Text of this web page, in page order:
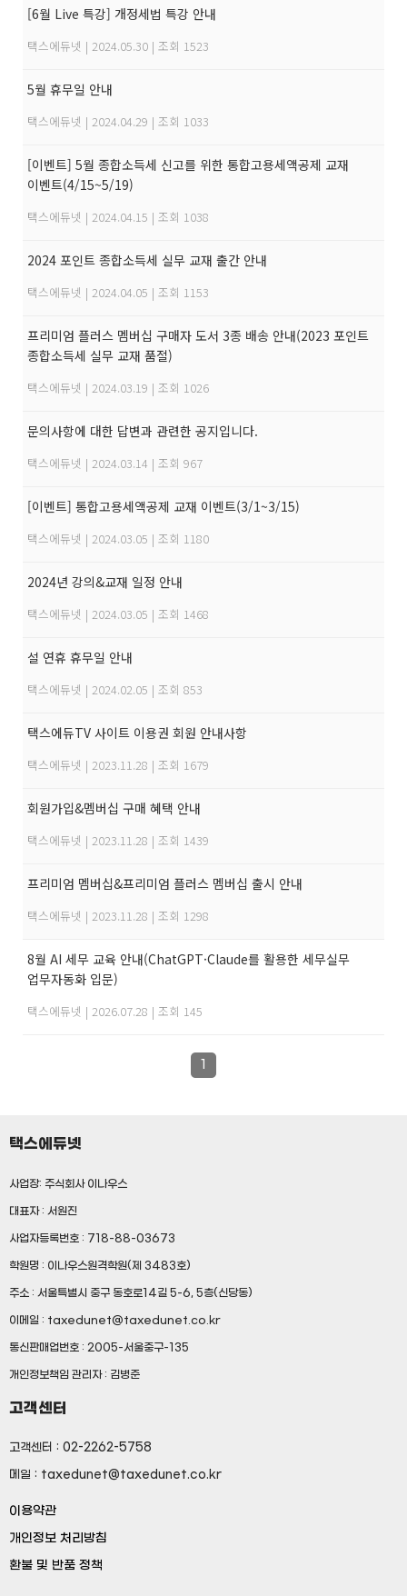
[6월 Live 특강] 개정세법 특강 안내
택스에듀넷 | 2024.05.30 | 조회 1523
5월 휴무일 안내
택스에듀넷 | 2024.04.29 | 조회 1033
[이벤트] 5월 종합소득세 신고를 위한 통합고용세액공제 교재
이벤트(4/15~5/19)
택스에듀넷 | 2024.04.15 | 조회 1038
2024 포인트 종합소득세 실무 교재 출간 안내
택스에듀넷 | 2024.04.05 | 조회 1153
프리미엄 플러스 멤버십 구매자 도서 3종 배송 안내(2023 포인트
종합소득세 실무 교재 품절)
택스에듀넷 | 2024.03.19 | 조회 1026
문의사항에 대한 답변과 관련한 공지입니다.
택스에듀넷 | 2024.03.14 | 조회 967
[이벤트] 통합고용세액공제 교재 이벤트(3/1~3/15)
택스에듀넷 | 2024.03.05 | 조회 1180
2024년 강의&교재 일정 안내
택스에듀넷 | 2024.03.05 | 조회 1468
설 연휴 휴무일 안내
택스에듀넷 | 2024.02.05 | 조회 853
택스에듀TV 사이트 이용권 회원 안내사항
택스에듀넷 | 2023.11.28 | 조회 1679
회원가입&멤버십 구매 혜택 안내
택스에듀넷 | 2023.11.28 | 조회 1439
프리미엄 멤버십&프리미엄 플러스 멤버십 출시 안내
택스에듀넷 | 2023.11.28 | 조회 1298
8월 AI 세무 교육 안내(ChatGPT·Claude를 활용한 세무실무
업무자동화 입문)
택스에듀넷 | 2026.07.28 | 조회 145
1
택스에듀넷
사업장: 주식회사 이나우스
대표자 : 서원진
사업자등록번호 : 718-88-03673
학원명 : 이나우스원격학원(제 3483호)
주소 : 서울특별시 중구 동호로14길 5-6, 5층(신당동)
이메일 : taxedunet@taxedunet.co.kr
통신판매업번호 : 2005-서울중구-135
개인정보책임 관리자 : 김병준
고객센터
고객센터 : 02-2262-5758
메일 : taxedunet@taxedunet.co.kr
이용약관
개인정보 처리방침
환불 및 반품 정책